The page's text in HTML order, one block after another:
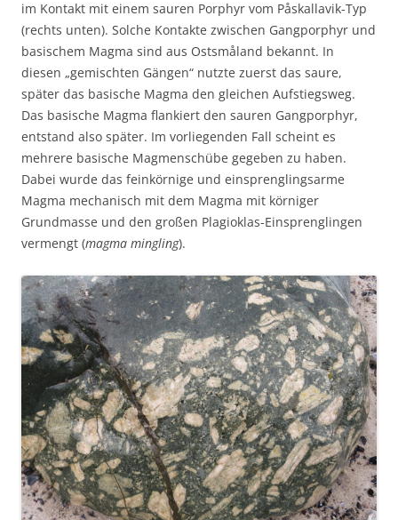
im Kontakt mit einem sauren Porphyr vom Påskallavik-Typ
(rechts unten). Solche Kontakte zwischen Gangporphyr und
basischem Magma sind aus Ostsmåland bekannt. In
diesen „gemischten Gängen“ nutzte zuerst das saure,
später das basische Magma den gleichen Aufstiegsweg.
Das basische Magma flankiert den sauren Gangporphyr,
entstand also später. Im vorliegenden Fall scheint es
mehrere basische Magmenschübe gegeben zu haben.
Dabei wurde das feinkörnige und einsprenglingsarme
Magma mechanisch mit dem Magma mit körniger
Grundmasse und den großen Plagioklas-Einsprenglingen
vermengt (magma mingling).